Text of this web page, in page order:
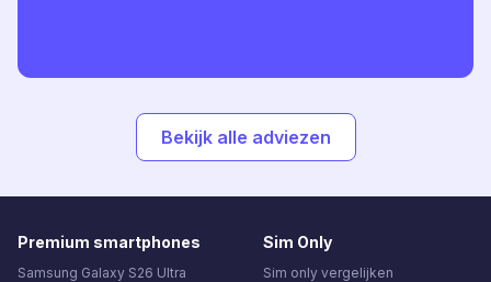
Bekijk alle adviezen
Premium smartphones
Samsung Galaxy S26 Ultra
Sim Only
Sim only vergelijken